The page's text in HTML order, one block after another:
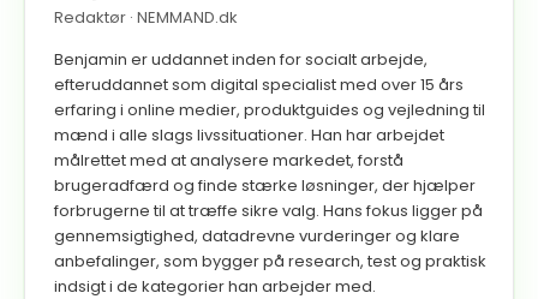
Redaktør · NEMMAND.dk
Benjamin er uddannet inden for socialt arbejde,
efteruddannet som digital specialist med over 15 års
erfaring i online medier, produktguides og vejledning til
mænd i alle slags livssituationer. Han har arbejdet
målrettet med at analysere markedet, forstå
brugeradfærd og finde stærke løsninger, der hjælper
forbrugerne til at træffe sikre valg. Hans fokus ligger på
gennemsigtighed, datadrevne vurderinger og klare
anbefalinger, som bygger på research, test og praktisk
indsigt i de kategorier han arbejder med.